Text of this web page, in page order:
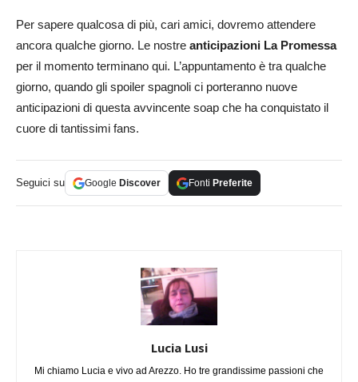
Per sapere qualcosa di più, cari amici, dovremo attendere
ancora qualche giorno. Le nostre anticipazioni La Promessa
per il momento terminano qui. L’appuntamento è tra qualche
giorno, quando gli spoiler spagnoli ci porteranno nuove
anticipazioni di questa avvincente soap che ha conquistato il
cuore di tantissimi fans.
Seguici su Google Discover Fonti Preferite
Lucia Lusi
Mi chiamo Lucia e vivo ad Arezzo. Ho tre grandissime passioni che